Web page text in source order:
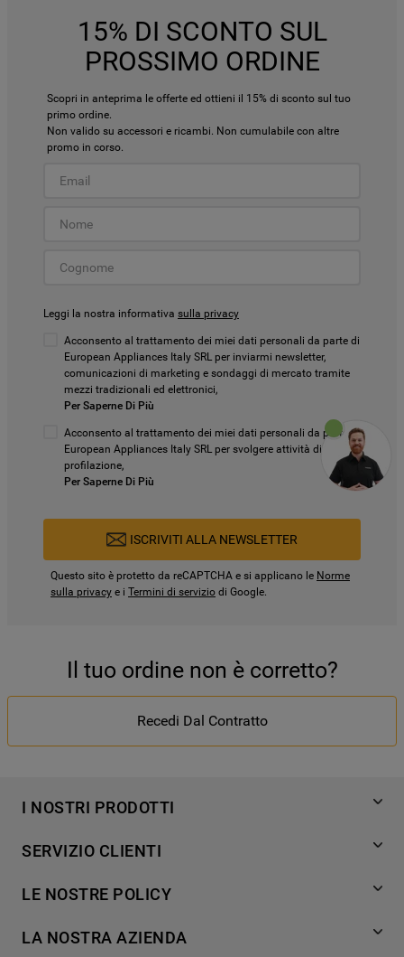
15% DI SCONTO SUL
PROSSIMO ORDINE
Scopri in anteprima le offerte ed ottieni il 15% di sconto sul tuo
primo ordine.
Non valido su accessori e ricambi. Non cumulabile con altre
promo in corso.
Leggi la nostra informativa sulla privacy
Acconsento al trattamento dei miei dati personali da parte di
European Appliances Italy SRL per inviarmi newsletter,
comunicazioni di marketing e sondaggi di mercato tramite
mezzi tradizionali ed elettronici,
Per Saperne Di Più
Acconsento al trattamento dei miei dati personali da parte di
European Appliances Italy SRL per svolgere attività di
profilazione,
Per Saperne Di Più
ISCRIVITI ALLA NEWSLETTER
Questo sito è protetto da reCAPTCHA e si applicano le Norme
sulla privacy e i Termini di servizio di Google.
Il tuo ordine non è corretto?
Recedi Dal Contratto
I NOSTRI PRODOTTI
Refrigerazione
Cottura
Aria condizionata
SERVIZIO CLIENTI
Supporto
Contatti
LE NOSTRE POLICY
Cookie Policy
LA NOSTRA AZIENDA